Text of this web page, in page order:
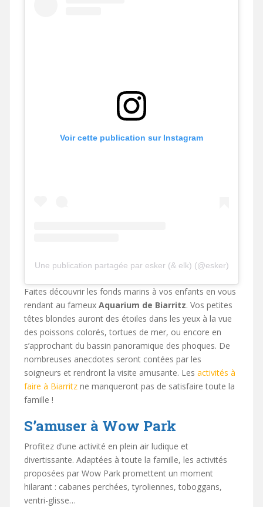
Voir cette publication sur Instagram
Une publication partagée par esker (& elk) (@esker)
Faites découvrir les fonds marins à vos enfants en vous
rendant au fameux Aquarium de Biarritz. Vos petites
têtes blondes auront des étoiles dans les yeux à la vue
des poissons colorés, tortues de mer, ou encore en
s’approchant du bassin panoramique des phoques. De
nombreuses anecdotes seront contées par les
soigneurs et rendront la visite amusante. Les activités à
faire à Biarritz ne manqueront pas de satisfaire toute la
famille !
S’amuser à Wow Park
Profitez d’une activité en plein air ludique et
divertissante. Adaptées à toute la famille, les activités
proposées par Wow Park promettent un moment
hilarant : cabanes perchées, tyroliennes, toboggans,
ventri-glisse…